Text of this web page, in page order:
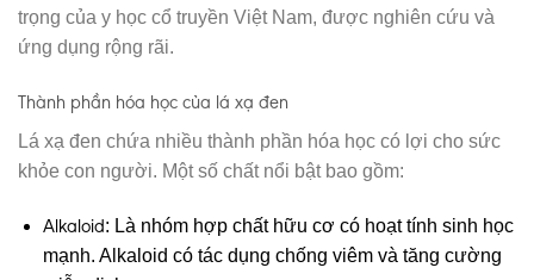
trọng của y học cổ truyền Việt Nam, được nghiên cứu và
ứng dụng rộng rãi.
Thành phần hóa học của lá xạ đen
Lá xạ đen chứa nhiều thành phần hóa học có lợi cho sức
khỏe con người. Một số chất nổi bật bao gồm:
Alkaloid: Là nhóm hợp chất hữu cơ có hoạt tính sinh học
mạnh. Alkaloid có tác dụng chống viêm và tăng cường